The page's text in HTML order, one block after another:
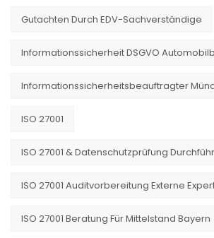
Gutachten Durch EDV-Sachverständige
Informationssicherheit DSGVO
Informationssicherheitsbeauftragter
ISO 27001
ISO 27001 & Datenschutzprüfung
ISO 27001 Auditvorbereitung Externe
ISO 27001 Beratung Für Mittelstand Bayern